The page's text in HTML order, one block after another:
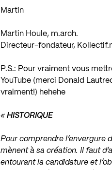
Martin
Martin Houle, m.arch.
Directeur-fondateur,
P.S.: Pour vraiment vous
YouTube (merci Donald
vraiment!) hehehe
«HISTORIQUE
Pour comprendre l’envergure
mènent à sa création. Il faut
entourant la candidature et